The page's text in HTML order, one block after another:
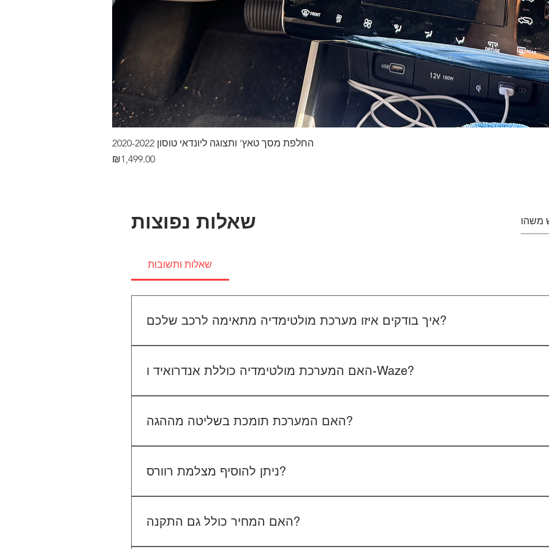
החלפת מסך טאץ' ותצוגה ליונדאי טוסון 2020-2022
Price
₪1,499.00
שאלות נפוצות
שאלות ותשובות
איך בודקים איזו מערכת מולטימדיה מתאימה לרכב שלכם?
מתאים לכם.
האם המערכת מולטימדיה כוללת אנדרואיד ו-Waze?
האם המערכת תומכת בשליטה מההגה?
אלינו לפני ההתקנה.
ניתן להוסיף מצלמת רוורס?
האם המחיר כולל גם התקנה?